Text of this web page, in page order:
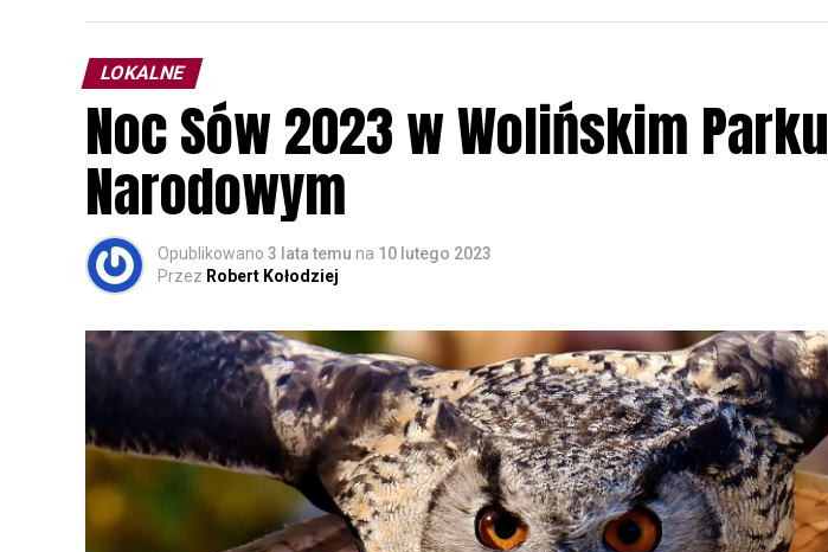
LOKALNE
Noc Sów 2023 w Wolińskim Parku
Narodowym
Opublikowano 3 lata temu na 10 lutego 2023
Przez Robert Kołodziej